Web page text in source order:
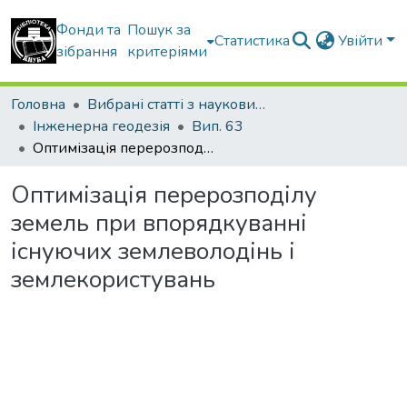
Фонди та
зібрання
Пошук за
критеріями
Статистика Увійти
Головна
Вибрані статті з наукових збірників КНУБА
Інженерна геодезія
Вип. 63
Оптимізація перерозподілу земель при впорядкуванні існуючих землеволодінь і землекористувань
Оптимізація перерозподілу
земель при впорядкуванні
існуючих землеволодінь і
землекористувань